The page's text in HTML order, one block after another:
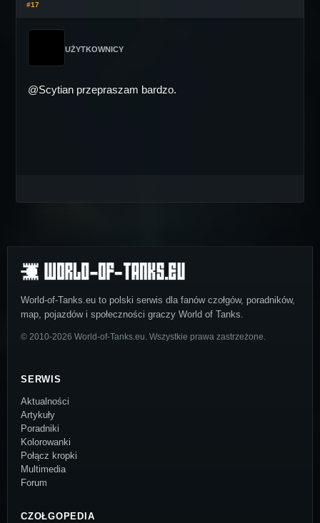
#17
UŻYTKOWNICY
@Scytian przepraszam bardzo.
World-of-Tanks.eu to polski serwis dla fanów czołgów, poradników,
map, pojazdów i społeczności graczy World of Tanks.
© 2010-2026 World-of-Tanks.eu. Wszystkie prawa zastrzeżone.
SERWIS
Aktualności
Artykuły
Poradniki
Kolorowanki
Połącz kropki
Multimedia
Forum
CZOŁGOPEDIA